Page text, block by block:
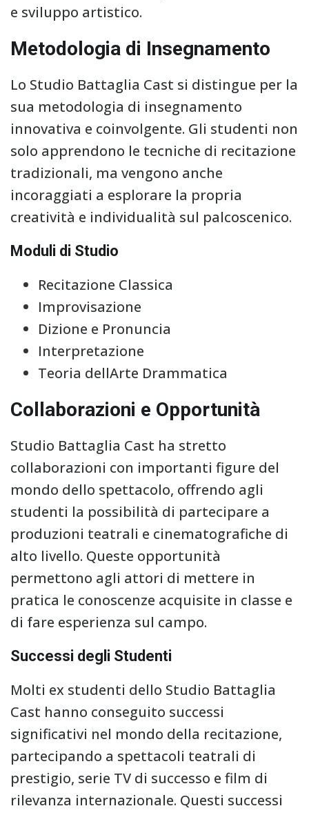
e sviluppo artistico.
Metodologia di Insegnamento
Lo Studio Battaglia Cast si distingue per la
sua metodologia di insegnamento
innovativa e coinvolgente. Gli studenti non
solo apprendono le tecniche di recitazione
tradizionali, ma vengono anche
incoraggiati a esplorare la propria
creatività e individualità sul palcoscenico.
Moduli di Studio
Recitazione Classica
Improvisazione
Dizione e Pronuncia
Interpretazione
Teoria dellArte Drammatica
Collaborazioni e Opportunità
Studio Battaglia Cast ha stretto
collaborazioni con importanti figure del
mondo dello spettacolo, offrendo agli
studenti la possibilità di partecipare a
produzioni teatrali e cinematografiche di
alto livello. Queste opportunità
permettono agli attori di mettere in
pratica le conoscenze acquisite in classe e
di fare esperienza sul campo.
Successi degli Studenti
Molti ex studenti dello Studio Battaglia
Cast hanno conseguito successi
significativi nel mondo della recitazione,
partecipando a spettacoli teatrali di
prestigio, serie TV di successo e film di
rilevanza internazionale. Questi successi